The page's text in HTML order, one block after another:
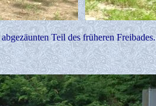
Teil des früheren Freibades.